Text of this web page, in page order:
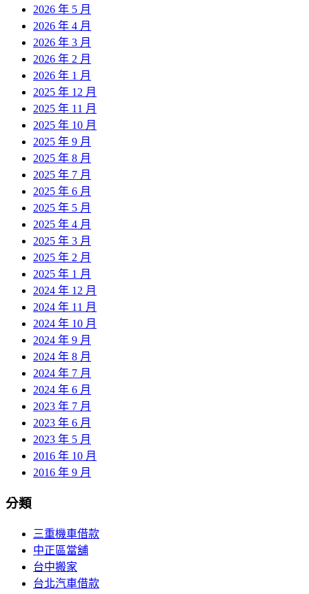
2026 年 5 月
2026 年 4 月
2026 年 3 月
2026 年 2 月
2026 年 1 月
2025 年 12 月
2025 年 11 月
2025 年 10 月
2025 年 9 月
2025 年 8 月
2025 年 7 月
2025 年 6 月
2025 年 5 月
2025 年 4 月
2025 年 3 月
2025 年 2 月
2025 年 1 月
2024 年 12 月
2024 年 11 月
2024 年 10 月
2024 年 9 月
2024 年 8 月
2024 年 7 月
2024 年 6 月
2023 年 7 月
2023 年 6 月
2023 年 5 月
2016 年 10 月
2016 年 9 月
分類
三重機車借款
中正區當舖
台中搬家
台北汽車借款